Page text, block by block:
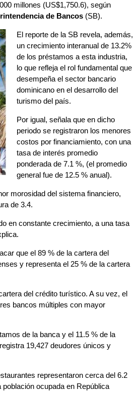
millones (US$1,750.6), según
de Bancos(SB).
El reporte de la SB revela, además,
un crecimiento interanual de 13.2%
de los préstamos a esta industria,
lo que refleja el rol fundamental que
desempeña el sector bancario
dominicano en el desarrollo del
turismo del país.
Por igual, señala que en dicho
periodo se registraron los menores
costos por financiamiento, con una
tasa de interés promedio
ponderada de 7.1 %, (el promedio
general fue de 12.5 % anual).
morosidad del sistema financiero,
de 3.4.
en constante crecimiento, a una tasa
que el 89 % de la cartera del
y representa el 25 % de la cartera
del crédito turístico. A su vez, el
bancos múltiples con mayor
de la banca y el 11.5 % de la
19,427 deudores únicos y
representaron cerca del 6.2
ocupada en República